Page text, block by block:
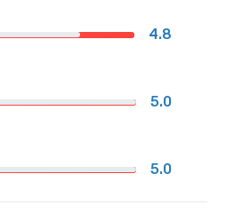
4.8
5.0
5.0